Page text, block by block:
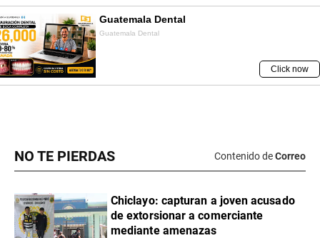
NO TE PIERDAS Contenido deCorreo
Chiclayo: capturan a joven acusado
de extorsionar a comerciante
mediante amenazas